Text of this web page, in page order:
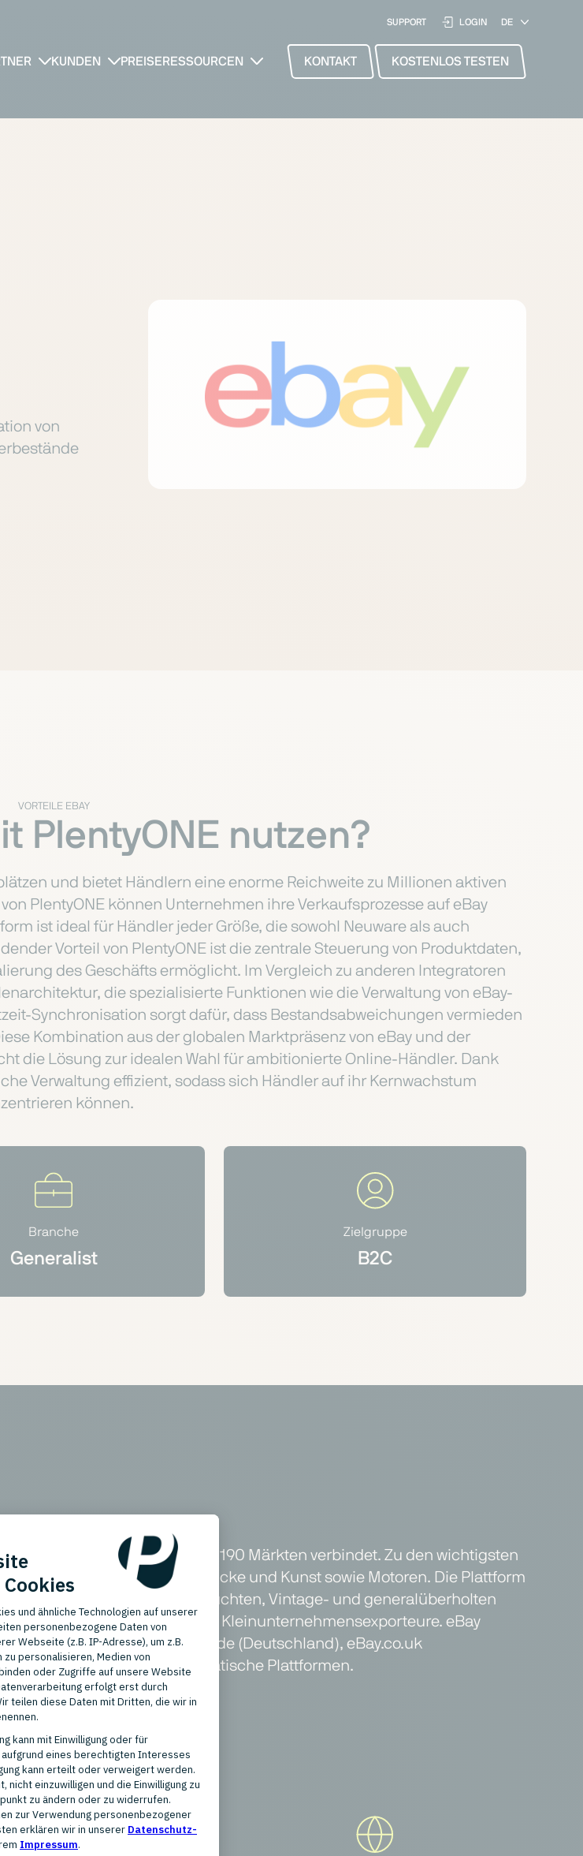
SUPPORT LOGIN
KUNDEN PREISE RESSOURCEN KONTAKT KOSTENLOS TESTEN
von
VORTEILE EBAY
PlentyONE nutzen?
und bietet Händlern eine enorme Reichweite zu Millionen aktiven
PlentyONE können Unternehmen ihre Verkaufsprozesse auf eBay
ist ideal für Händler jeder Größe, die sowohl Neuware als auch
Vorteil von PlentyONE ist die zentrale Steuerung von Produktdaten,
des Geschäfts ermöglicht. Im Vergleich zu anderen Integratoren
die spezialisierte Funktionen wie die Verwaltung von eBay-
Synchronisation sorgt dafür, dass Bestandsabweichungen vermieden
Kombination aus der globalen Marktpräsenz von eBay und der
die Lösung zur idealen Wahl für ambitionierte Online-Händler. Dank
Verwaltung effizient, sodass sich Händler auf ihr Kernwachstum
können.
Branche
Generalist
Zielgruppe
B2C
Käufern und Verkäufern in 190 Märkten verbindet. Zu den wichtigsten
und Garten, Sammlerstücke und Kunst sowie Motoren. Die Plattform
Artikeln bis hin zu gebrauchten, Vintage- und generalüberholten
Sammler und Kleinunternehmensexporteure. eBay
eBay.ca (Kanada), eBay.de (Deutschland), eBay.co.uk
andere europäische und asiatische Plattformen.